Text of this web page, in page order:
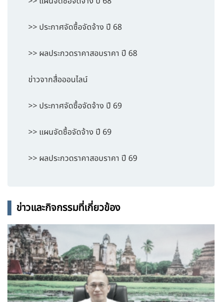
>> ประกาศจัดซื้อจัดจ้าง ปี 68
>> ผลประกวดราคาสอบราคา ปี 68
ข่าวจากสื่อออนไลน์
>> ประกาศจัดซื้อจัดจ้าง ปี 69
>> แผนจัดซื้อจัดจ้าง ปี 69
>> ผลประกวดราคาสอบราคา ปี 69
ข่าวและกิจกรรมที่เกี่ยวข้อง